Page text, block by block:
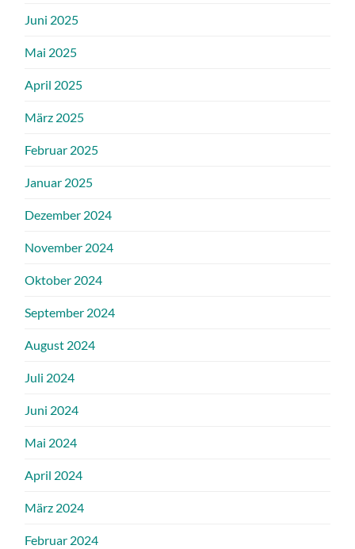
Juni 2025
Mai 2025
April 2025
März 2025
Februar 2025
Januar 2025
Dezember 2024
November 2024
Oktober 2024
September 2024
August 2024
Juli 2024
Juni 2024
Mai 2024
April 2024
März 2024
Februar 2024